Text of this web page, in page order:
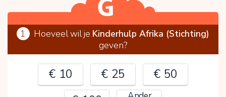
1 Hoeveel wil je Kinderhulp Afrika (Stichting)
geven?
€ 10 € 25
€ 50